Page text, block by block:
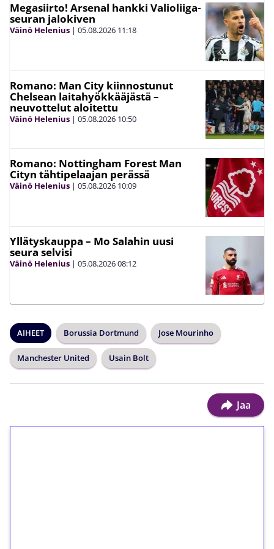
Megasiirto! Arsenal hankki Valioliiga-
seuran jalokiven
Väinö Helenius | 05.08.2026 11:18
Romano: Man City kiinnostunut
Chelsean laitahyökkääjästä –
neuvottelut aloitettu
Väinö Helenius | 05.08.2026 10:50
Romano: Nottingham Forest Man
Cityn tähtipelaajan perässä
Väinö Helenius | 05.08.2026 10:09
Yllätyskauppa – Mo Salahin uusi
seura selvisi
Väinö Helenius | 05.08.202608:12
AIHEET Borussia Dortmund Jose Mourinho
Manchester United Usain Bolt
Jaa